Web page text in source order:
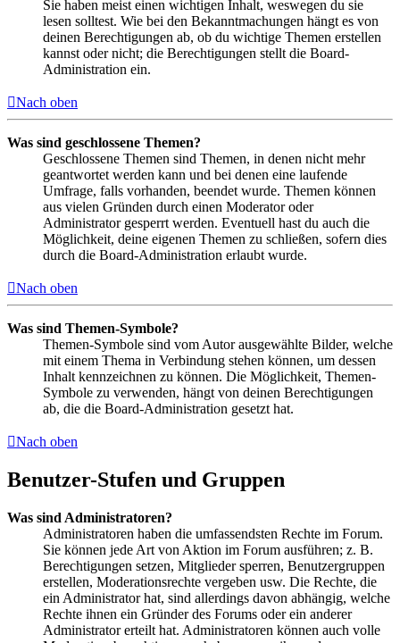
Sie haben meist einen wichtigen Inhalt, weswegen du sie
lesen solltest. Wie bei den Bekanntmachungen hängt es von
deinen Berechtigungen ab, ob du wichtige Themen erstellen
kannst oder nicht; die Berechtigungen stellt die Board-
Administration ein.
Nach oben
Was sind geschlossene Themen?
Geschlossene Themen sind Themen, in denen nicht mehr
geantwortet werden kann und bei denen eine laufende
Umfrage, falls vorhanden, beendet wurde. Themen können
aus vielen Gründen durch einen Moderator oder
Administrator gesperrt werden. Eventuell hast du auch die
Möglichkeit, deine eigenen Themen zu schließen, sofern dies
durch die Board-Administration erlaubt wurde.
Nach oben
Was sind Themen-Symbole?
Themen-Symbole sind vom Autor ausgewählte Bilder, welche
mit einem Thema in Verbindung stehen können, um dessen
Inhalt kennzeichnen zu können. Die Möglichkeit, Themen-
Symbole zu verwenden, hängt von deinen Berechtigungen
ab, die die Board-Administration gesetzt hat.
Nach oben
Benutzer-Stufen und Gruppen
Was sind Administratoren?
Administratoren haben die umfassendsten Rechte im Forum.
Sie können jede Art von Aktion im Forum ausführen; z. B.
Berechtigungen setzen, Mitglieder sperren, Benutzergruppen
erstellen, Moderationsrechte vergeben usw. Die Rechte, die
ein Administrator hat, sind allerdings davon abhängig, welche
Rechte ihnen ein Gründer des Forums oder ein anderer
Administrator erteilt hat. Administratoren können auch volle